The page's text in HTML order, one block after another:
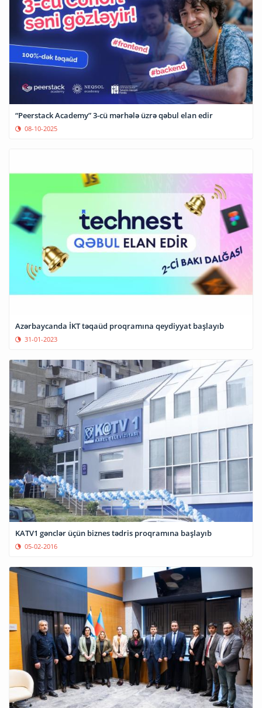
“Peerstack Academy” 3-cü mərhələ üzrə qəbul elan edir
08-10-2025
Azərbaycanda İKT təqaüd proqramına qeydiyyat başlayıb
31-01-2023
KATV1 gənclər üçün biznes tədris proqramına başlayıb
05-02-2016